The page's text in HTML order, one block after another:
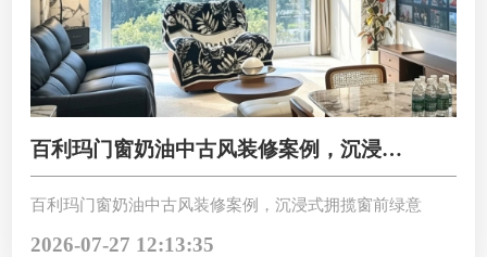
百利玛门窗奶油中古风装修案例，沉浸式
拥揽窗前绿意
百利玛门窗奶油中古风装修案例，沉浸式拥揽窗前绿意
2026-07-27 12:13:35